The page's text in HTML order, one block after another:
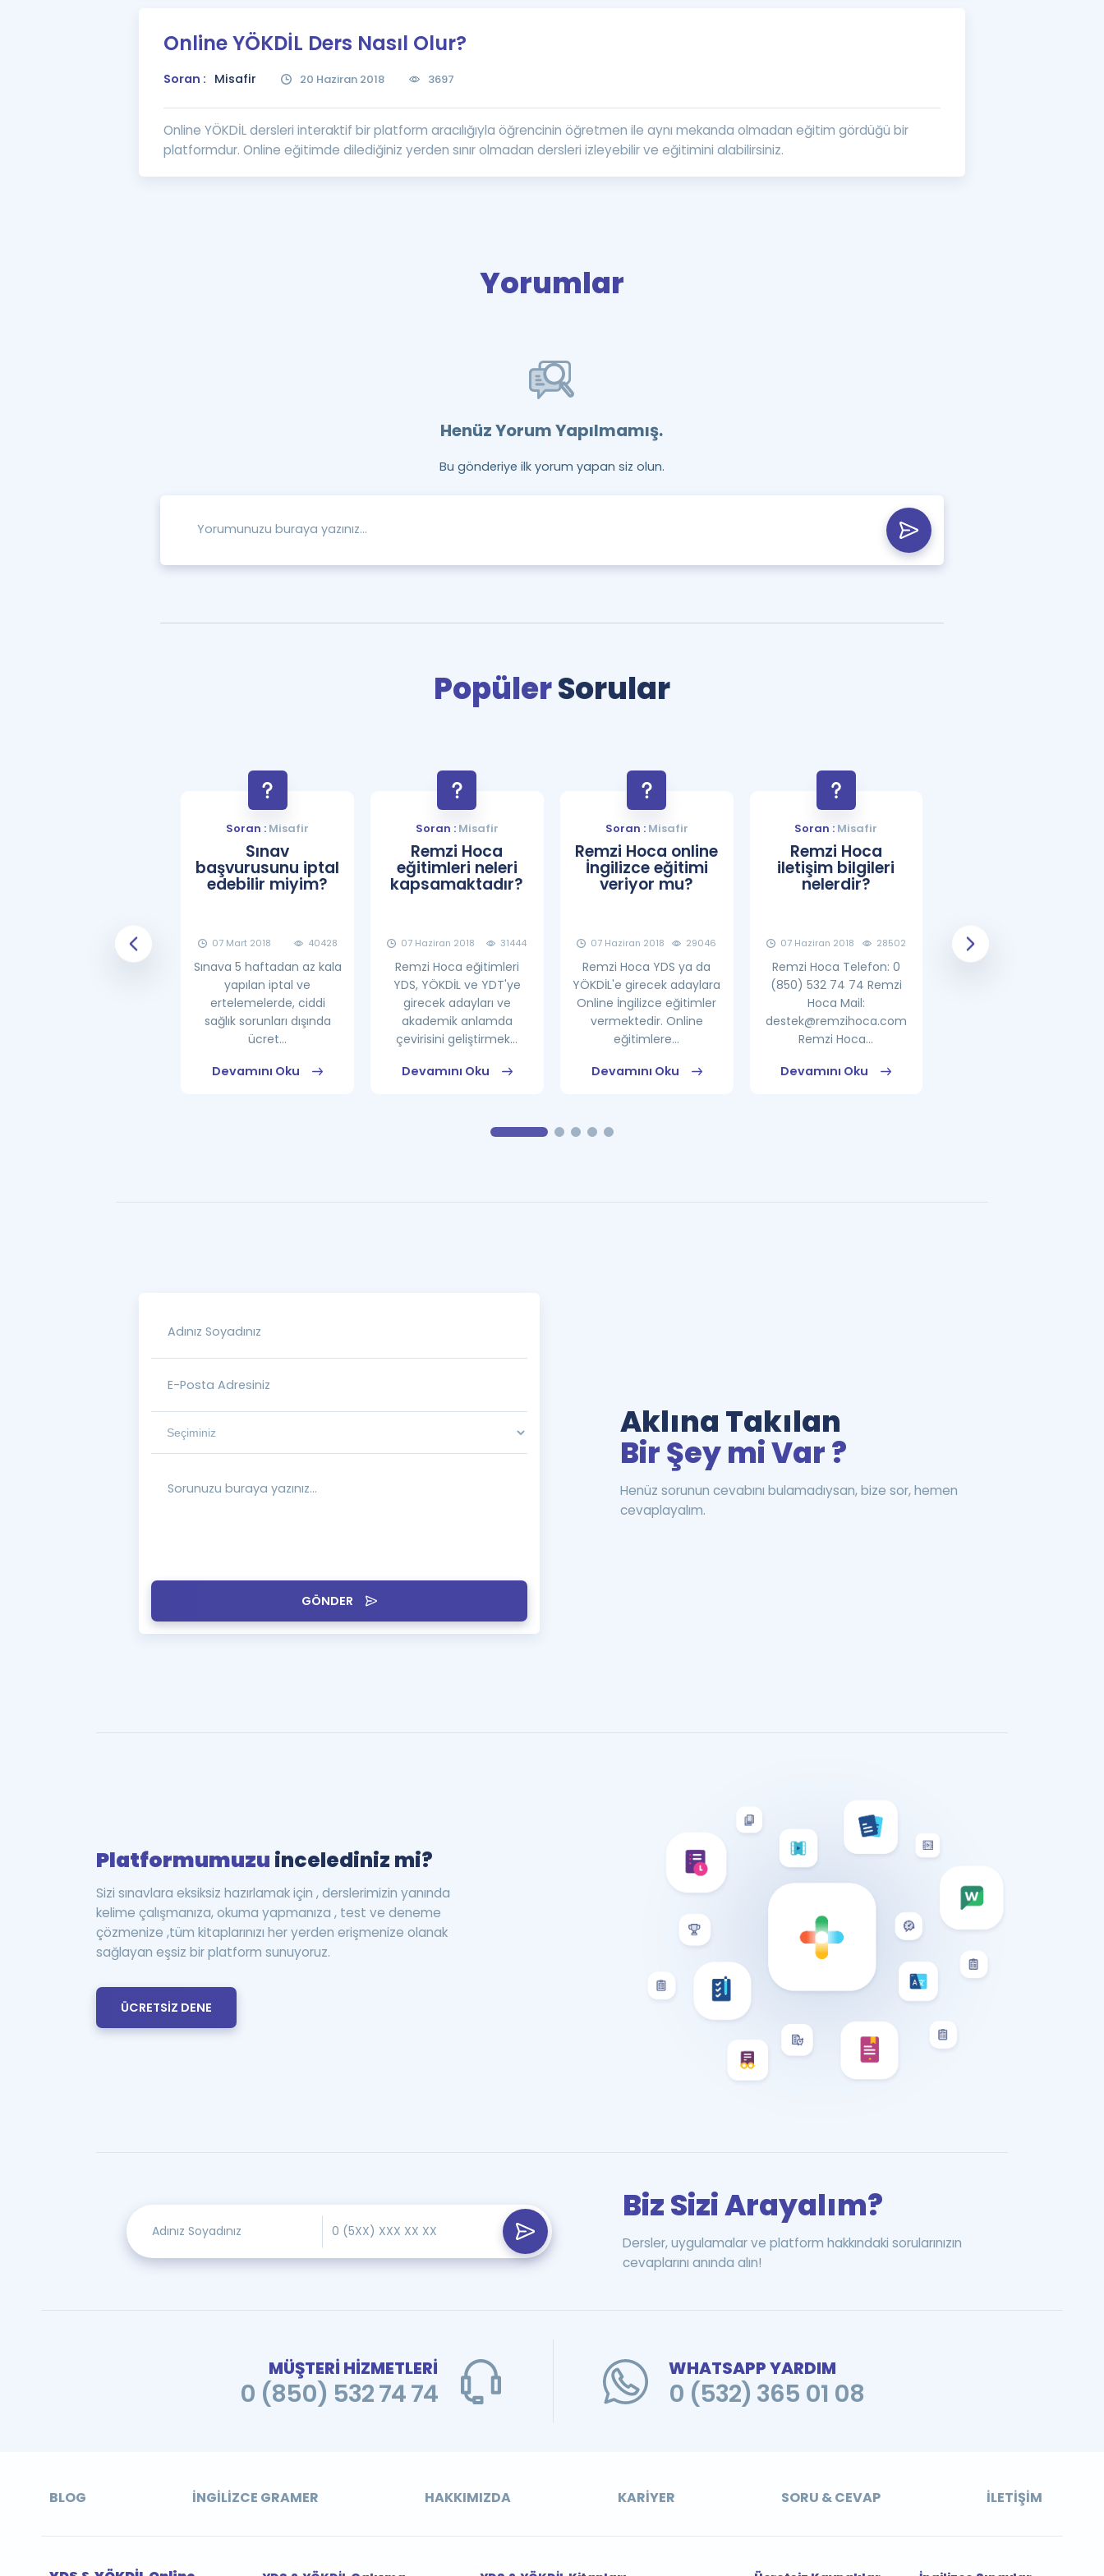
İngilizce Gramer
İngilizce Gramer ve Konu Anlatımı
Online YÖKDİL Ders Nasıl Olur?
Soran : Misafir 20 Haziran 2018 3697
Online YÖKDİL dersleri interaktif bir platform aracılığıyla öğrencinin öğretmen ile aynı mekanda olmadan eğitim gördüğü bir
platformdur. Online eğitimde dilediğiniz yerden sınır olmadan dersleri izleyebilir ve eğitimini alabilirsiniz.
Yorumlar
Henüz Yorum Yapılmamış.
Bu gönderiye ilk yorum yapan siz olun.
PopülerSorular
25865
Soran : Misafir
Sınav
başvurusunu iptal
edebilir miyim?
07 Mart 2018 40428
Sınava 5 haftadan az kala
yapılan iptal ve
ertelemelerde, ciddi
sağlık sorunları dışında
ücret...
Devamını Oku
Soran :Misafir
Remzi Hoca
eğitimleri neleri
kapsamaktadır?
07 Haziran 2018 31444
Remzi Hoca eğitimleri
YDS, YÖKDİL ve YDT'ye
girecek adayları ve
akademik anlamda
çevirisini geliştirmek...
Devamını Oku
Soran :Misafir
Remzi Hoca online
İngilizce eğitimi
veriyor mu?
07 Haziran 2018 29046
Remzi Hoca YDS ya da
YÖKDİL'e girecek adaylara
Online İngilizce eğitimler
vermektedir. Online
eğitimlere...
Devamını Oku
Soran : Misafir
Remzi Hoca
iletişim bilgileri
nelerdir?
07 Haziran 2018 28502
Remzi Hoca Telefon: 0
(850) 532 74 74 Remzi
Hoca Mail:
destek@remzihoca.com
Remzi Hoca...
Devamını Oku
08 Haziran 2018
GÖNDER
Aklına Takılan
Bir Şey mi Var ?
Henüz sorunun cevabını bulamadıysan, bize sor, hemen
cevaplayalım.
Platformumuzu incelediniz mi?
Sizi sınavlara eksiksiz hazırlamak için , derslerimizin yanında
kelime çalışmanıza, okuma yapmanıza , test ve deneme
çözmenize ,tüm kitaplarınızı her yerden erişmenize olanak
sağlayan eşsiz bir platform sunuyoruz.
ÜCRETSİZ DENE
Biz Sizi Arayalım?
Dersler, uygulamalar ve platform hakkındaki sorularınızın
cevaplarını anında alın!
MÜŞTERİ HİZMETLERİ
0 (850) 532 74 74
WHATSAPP YARDIM
0 (532) 365 01 08
BLOG İNGILIZCE GRAMER HAKKIMIZDA KARIYER SORU & CEVAP İLETIŞIM